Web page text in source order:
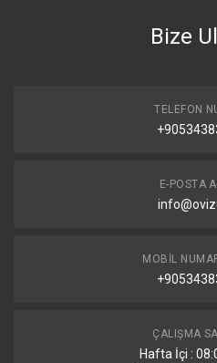
Bize
TELEFON
E-POSTA
MOBIL
ÇALIŞMA
Hafta İçi :